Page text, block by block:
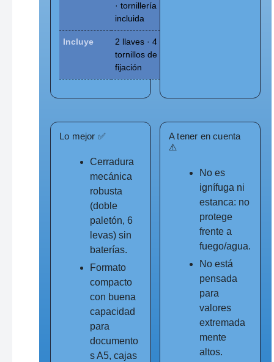
· tornillería
incluida
Incluye
2 llaves · 4
tornillos de
fijación
Lo mejor ✅
Cerradura
mecánica
robusta
(doble
paletón, 6
levas) sin
baterías.
Formato
compacto
con buena
capacidad
para
documento
s A5, cajas
A tener en cuenta
⚠️
No es
ignífuga ni
estanca: no
protege
frente a
fuego/agua.
No está
pensada
para
valores
extremada
mente
altos.